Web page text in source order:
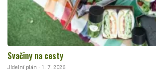
Svačiny na cesty
Jídelní plán · 1. 7. 2026